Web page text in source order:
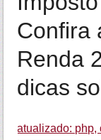
Confira
Renda
dicas
atualizado: php,